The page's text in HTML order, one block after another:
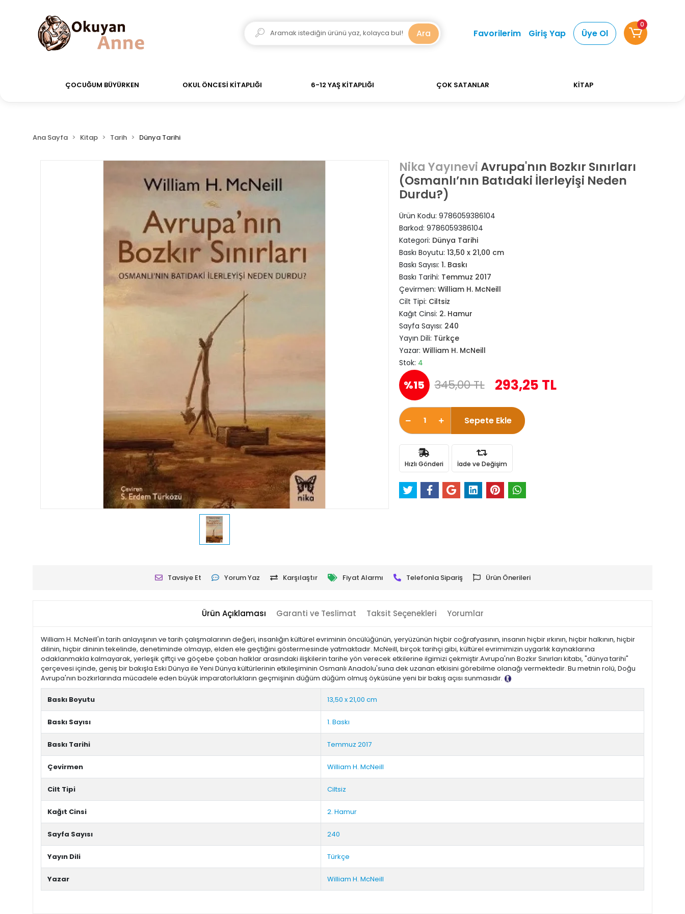
siparişler Aynı Gün Kargo! Saat 11:00'a kadar verdiğiniz siparişler Aynı Gün Kargo! 700 TL Üzeri Alışverişlerinizde Kargo Ücretsiz! Bizi tercih
Ara Favorilerim Giriş Yap Üye Ol
0
ÇOCUĞUM BÜYÜRKEN OKUL ÖNCESİ KİTAPLIĞI 6-12 YAŞ KİTAPLIĞI ÇOK SATANLAR KİTAP
Ana Sayfa Kitap Tarih Dünya Tarihi
Nika YayıneviAvrupa'nın Bozkır Sınırları
(Osmanlı’nın Batıdaki İlerleyişi Neden
Durdu?)
Ürün Kodu: 9786059386104
Barkod: 9786059386104
Kategori: Dünya Tarihi
Baskı Boyutu: 13,50 x 21,00 cm
Baskı Sayısı: 1. Baskı
Baskı Tarihi: Temmuz 2017
Çevirmen: William H. McNeill
Cilt Tipi: Ciltsiz
Kağıt Cinsi: 2. Hamur
Sayfa Sayısı: 240
Yayın Dili: Türkçe
Yazar: William H. McNeill
Stok: 4
%15 345,00 TL 293,25 TL
Sepete Ekle
Hızlı Gönderi İade ve Değişim
Tavsiye Et Yorum Yaz Karşılaştır Fiyat Alarmı Telefonla Sipariş Ürün Önerileri
Ürün Açıklaması Garanti ve Teslimat Taksit Seçenekleri Yorumlar
William H. McNeill'in tarih anlayışının ve tarih çalışmalarının değeri, insanlığın kültürel evriminin öncülüğünün, yeryüzünün hiçbir coğrafyasının, insanın hiçbir ırkının, hiçbir halkının, hiçbir
dilinin, hiçbir dininin tekelinde, denetiminde olmayıp, elden ele geçtiğini göstermesinde yatmaktadır. McNeill, birçok tarihçi gibi, kültürel evrimimizin uygarlık kaynaklarına
odaklanmakla kalmayarak, yerleşik çiftçi ve göçebe çoban halklar arasındaki ilişkilerin tarihe yön verecek etkilerine ilgimizi çekmiştir.Avrupa'nın Bozkır Sınırları kitabı, "dünya tarihi"
çerçevesi içinde, geniş bir bakışla Eski Dünya ile Yeni Dünya kültürlerinin etkileşiminin Osmanlı Anadolu'suna dek uzanan etkisini görebilme olanağı vermektedir. Bu metnin rolü, Doğu
Avrupa'nın bozkırlarında mücadele eden büyük imparatorlukların geçmişinin düğüm düğüm olmuş öyküsüne yeni bir bakış açısı sunmasıdır.
Tanıtım Metni
Baskı Boyutu 13,50 x 21,00 cm
Baskı Sayısı 1. Baskı
Baskı Tarihi Temmuz 2017
Çevirmen William H. McNeill
Cilt Tipi Ciltsiz
Kağıt Cinsi 2. Hamur
Sayfa Sayısı 240
Yayın Dili Türkçe
Yazar William H. McNeill